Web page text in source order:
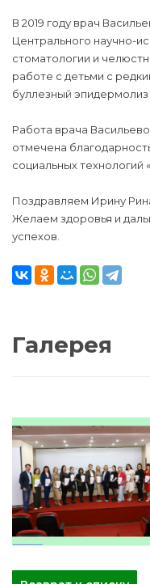
В 2019 году врач
Центрального научно-
стоматологии и
работе с детьми с
буллезный эпидермолиз
Работа врача
отмечена
социальных технологий
Поздравляем Ирину
Желаем здоровья и
успехов.
Галерея